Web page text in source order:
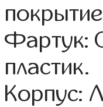
Фартук:
пластик.
Корпус: